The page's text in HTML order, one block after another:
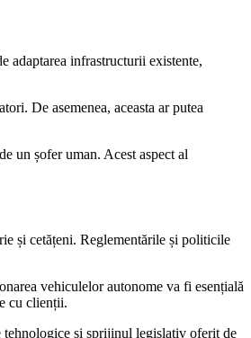
adaptarea infrastructurii existente,
De asemenea, aceasta ar putea
un șofer uman. Acest aspect al
și cetățeni. Reglementările și politicile
vehiculelor autonome va fi esențială
cu clienții.
și sprijinul legislativ oferit de